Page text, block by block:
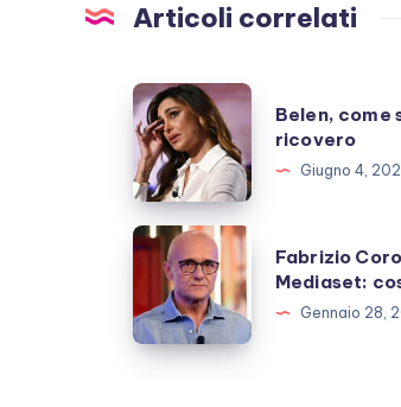
Articoli correlati
Belen,
come
sta
ora
dopo
ricovero
Belen, come
ricovero
Giugno 4,
Fabrizio
Corona,
Signorini
e
Fabrizio
Mediaset:
Gennaio 28,